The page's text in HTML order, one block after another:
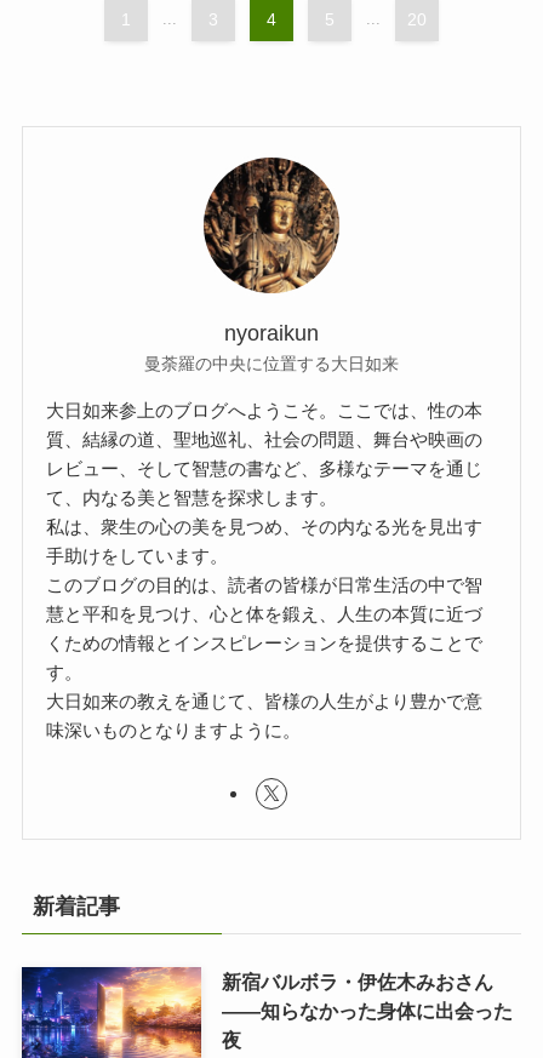
1 3 4 5 20
nyoraikun
曼荼羅の中央に位置する大日如来
大日如来参上のブログへようこそ。ここでは、性の本
質、結縁の道、聖地巡礼、社会の問題、舞台や映画の
レビュー、そして智慧の書など、多様なテーマを通じ
て、内なる美と智慧を探求します。
私は、衆生の心の美を見つめ、その内なる光を見出す
手助けをしています。
このブログの目的は、読者の皆様が日常生活の中で智
慧と平和を見つけ、心と体を鍛え、人生の本質に近づ
くための情報とインスピレーションを提供することで
す。
大日如来の教えを通じて、皆様の人生がより豊かで意
味深いものとなりますように。
新着記事
新宿バルボラ・伊佐木みおさん
――知らなかった身体に出会った
夜